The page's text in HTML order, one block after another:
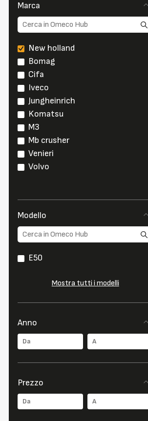
Marca
New holland
Bomag
Cifa
Iveco
Jungheinrich
Komatsu
M3
Mb crusher
Venieri
Volvo
Modello
E50
Mostra tutti i modelli
Anno
Prezzo